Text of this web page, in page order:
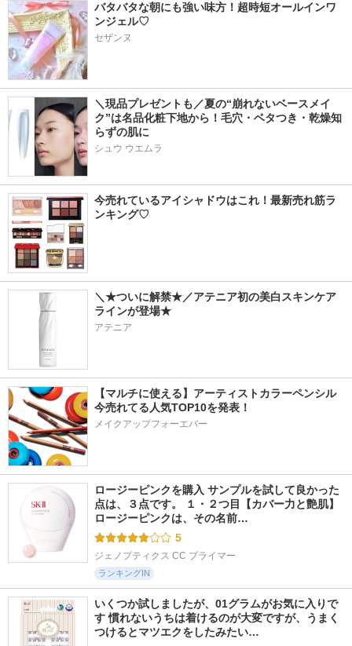
バタバタな朝にも強い味方！超時短オールインワ
ンジェル♡
セザンヌ
＼現品プレゼントも／夏の“崩れないベースメイ
ク”は名品化粧下地から！毛穴・ベタつき・乾燥知
らずの肌に
シュウ ウエムラ
今売れているアイシャドウはこれ！最新売れ筋ラ
ンキング♡
＼★ついに解禁★／アテニア初の美白スキンケア
ラインが登場★
アテニア
【マルチに使える】アーティストカラーペンシル
今売れてる人気TOP10を発表！
メイクアップフォーエバー
ロージーピンクを購入 サンプルを試して良かった
点は、３点です。 １・２つ目【カバー力と艶肌】
ロージーピンクは、その名前…
5
ジェノプティクス CC プライマー
ランキングIN
いくつか試しましたが、01グラムがお気に入りで
す 慣れないうちは着けるのが大変ですが、うまく
つけるとマツエクをしたみたい…